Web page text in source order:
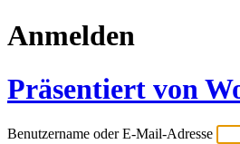
Anmelden
Präsentiert von
Benutzername oder E-Mail-Adresse